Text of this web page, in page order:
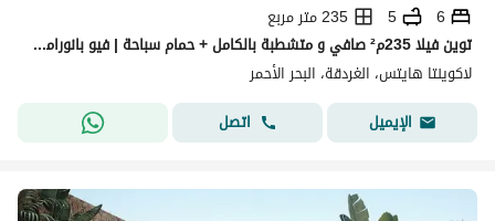
6
5
235 متر مربع
توين فيلا 235م² صافي و متشطبة بالكامل + حمام سباحة | فيو بانوراما بالغردقة الجديدة | موقع مميز قرب سينزو وسهل حشيش | تقسيط 5 سنوات
لاكوينتا هايتس، الغردقة، البحر الأحمر
الإيميل
اتصل